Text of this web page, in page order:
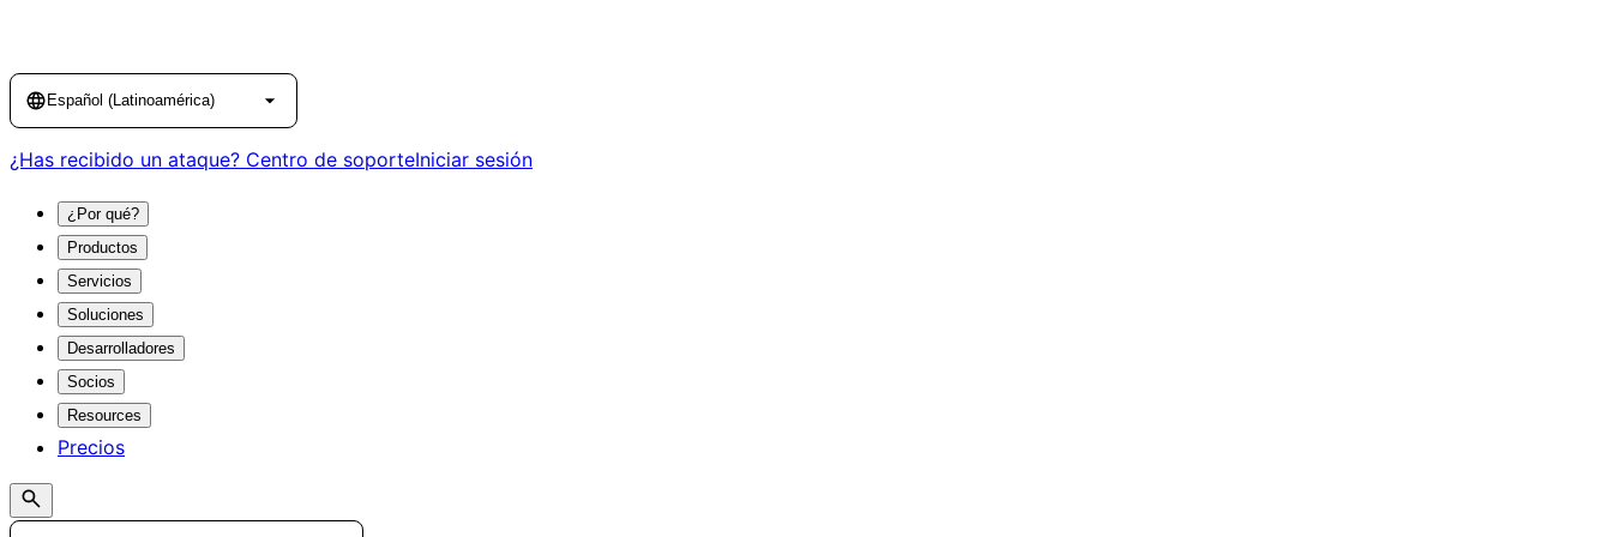
LanguageEspañol (Latinoamérica)
¿Has recibido un ataque? Centro de soporteIniciar sesión
¿Por qué?
Productos
Servicios
Soluciones
Desarrolladores
Socios
Resources
Precios